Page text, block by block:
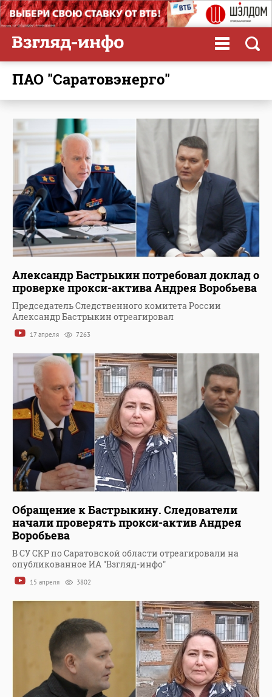
ПАО "Саратовэнерго"
Александр Бастрыкин потребовал доклад о
проверке прокси-актива Андрея Воробьева
Председатель Следственного комитета России
Александр Бастрыкин отреагировал
17 апреля 7263
Обращение к Бастрыкину. Следователи
начали проверять прокси-актив Андрея
Воробьева
В СУ СКР по Саратовской области отреагировали на
опубликованное ИА "Взгляд-инфо"
15 апреля 3802